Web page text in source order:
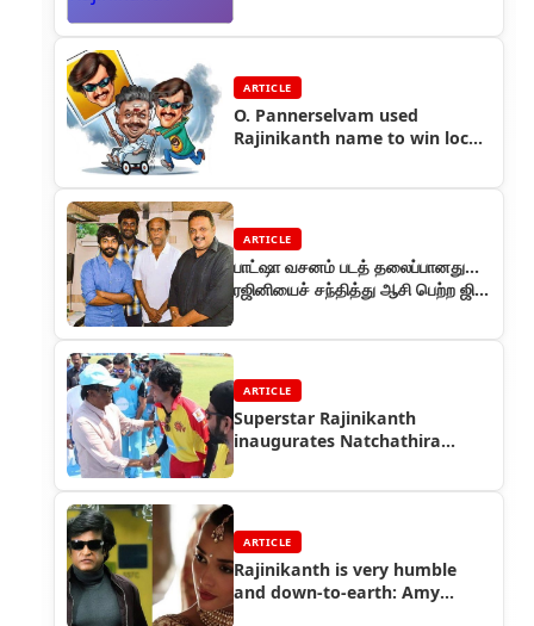
ARTICLE
O. Pannerselvam used
Rajinikanth name to win local
ARTICLE
பாட்ஷா வசனம் படத் தலைப்பானது…
ரஜினியைச் சந்தித்து ஆசி பெற்ற ஜிவி
ARTICLE
Superstar Rajinikanth
inaugurates Natchathira
ARTICLE
Rajinikanth is very humble
and down-to-earth: Amy